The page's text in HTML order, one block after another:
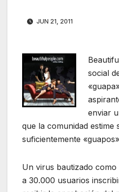
JUN 21, 2011
social
enviar
que la comunidad estime
suficientemente
Un virus bautizado
a 30.000 usuarios